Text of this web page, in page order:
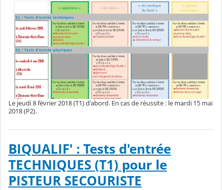
Le jeudi 8 février 2018 (T1) d'abord. En cas de réussite : le mardi 15 mai
2018 (P2).
BIQUALIF' : Tests d'entrée
TECHNIQUES (T1) pour le
PISTEUR SECOURISTE